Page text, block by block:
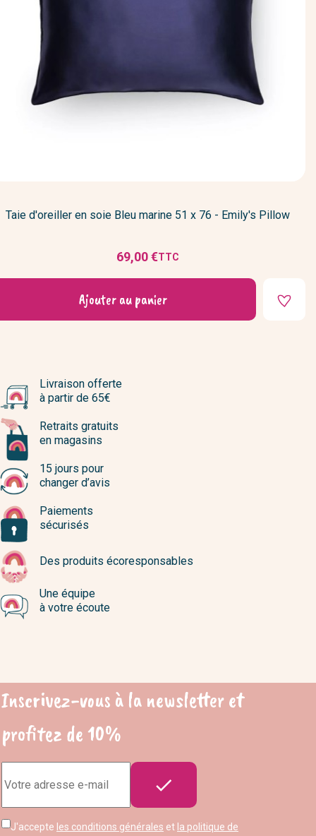
Taie d'oreiller en soie Bleu marine 51 x 76 - Emily's Pillow
Prix
69,00 €TTC
Ajouter au panier
Livraison offerte
à partir de 65€
Retraits gratuits
en magasins
15 jours pour
changer d’avis
Paiements
sécurisés
Des produits écoresponsables
Une équipe
à votre écoute
Inscrivez-vous à la newsletter et
profitez de 10%
e-
mail

J'accepte les conditions générales et la politique de